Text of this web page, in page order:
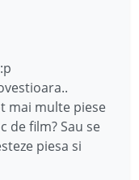
mai multe piese
de film? Sau se
piesa si